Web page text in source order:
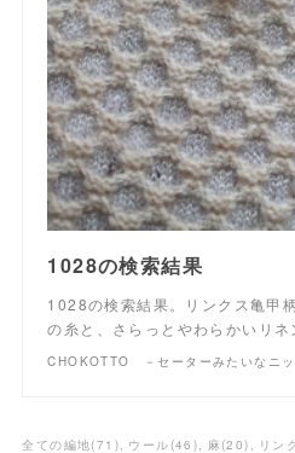
1028の検索結果
1028の検索結果。リンクス亀甲
の糸と、さらっとやわらかいリ
CHOKOTTO －セーターみたいなニッ
全ての編地(71 ) ウール (46 ) 麻(20) リン